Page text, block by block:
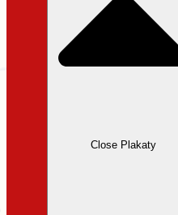
Close Plakaty